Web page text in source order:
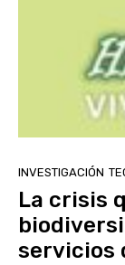
INVESTIGACIÓN
La crisis
servicios